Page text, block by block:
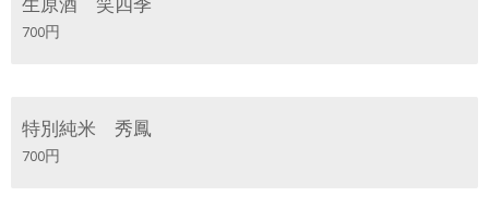
生原酒 笑四季
700円
特別純米 秀鳳
700円